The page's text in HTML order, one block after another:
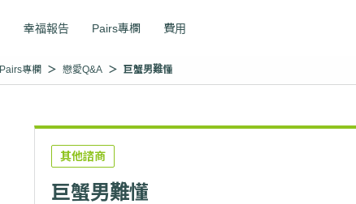
幸福報告 Pairs專欄 費用
Pairs專欄 戀愛Q&A 巨蟹男難懂
其他諮商
巨蟹男難懂